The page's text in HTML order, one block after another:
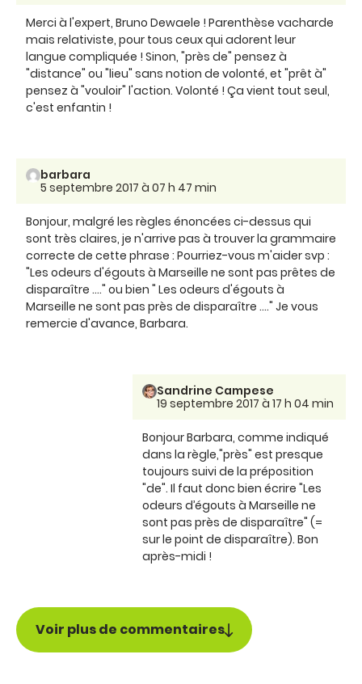
Merci à l'expert, Bruno Dewaele ! Parenthèse vacharde
mais relativiste, pour tous ceux qui adorent leur
langue compliquée ! Sinon, "près de" pensez à
"distance" ou "lieu" sans notion de volonté, et "prêt à"
pensez à "vouloir" l'action. Volonté ! Ça vient tout seul,
c'est enfantin !
barbara
5 septembre 2017 à 07 h 47 min
Bonjour, malgré les règles énoncées ci-dessus qui
sont très claires, je n'arrive pas à trouver la grammaire
correcte de cette phrase : Pourriez-vous m'aider svp :
"Les odeurs d'égouts à Marseille ne sont pas prêtes de
disparaître ...." ou bien " Les odeurs d'égouts à
Marseille ne sont pas près de disparaître ...." Je vous
remercie d'avance, Barbara.
Sandrine Campese
19 septembre 2017 à 17 h 04 min
Bonjour Barbara, comme indiqué
dans la règle,"près" est presque
toujours suivi de la préposition
"de". Il faut donc bien écrire "Les
odeurs d’égouts à Marseille ne
sont pas près de disparaître" (=
sur le point de disparaître). Bon
après-midi !
Voir plus de commentaires